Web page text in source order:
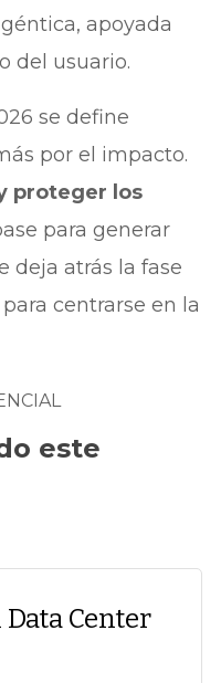
apoyada
del usuario.
se define
por el impacto.
proteger los
para generar
deja atrás la fase
centrarse en la
este
Center